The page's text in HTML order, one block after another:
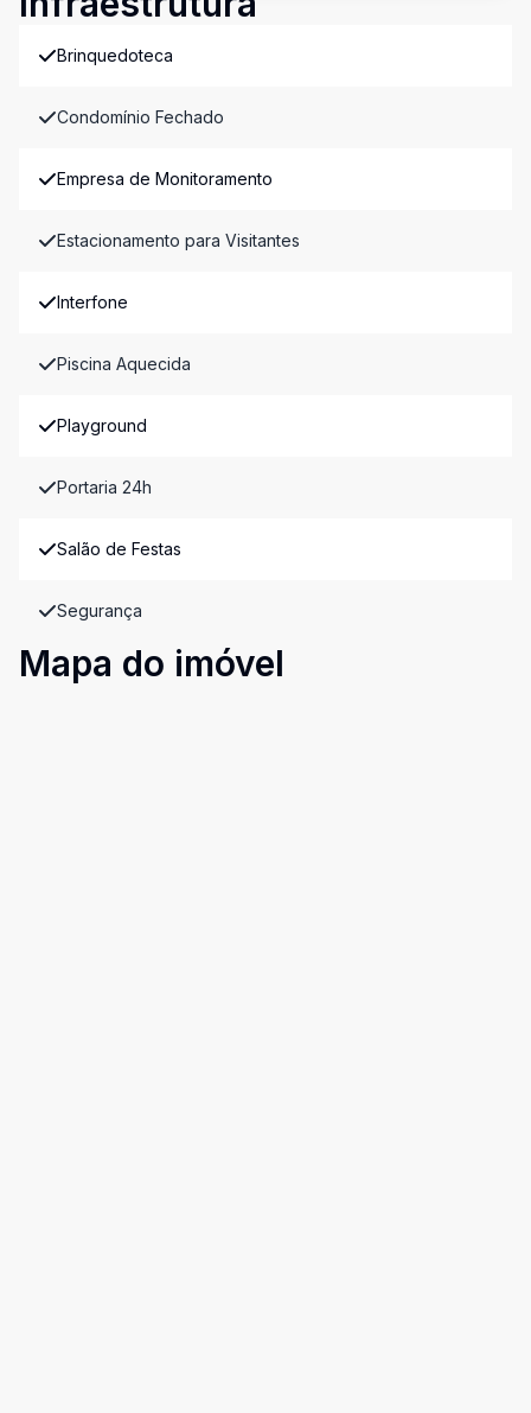
Brinquedoteca
Condomínio Fechado
Empresa de Monitoramento
Estacionamento para Visitantes
Interfone
Piscina Aquecida
Playground
Portaria 24h
Salão de Festas
Segurança
Mapa do imóvel